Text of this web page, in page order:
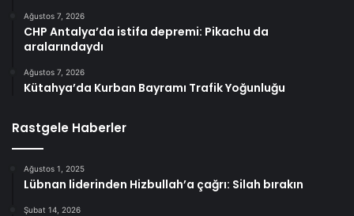
Ağustos 7, 2026
CHP Antalya’da istifa depremi: Pikachu da
aralarındaydı
Ağustos 7, 2026
Kütahya’da Kurban Bayramı Trafik Yoğunluğu
Rastgele Haberler
Ağustos 1, 2025
Lübnan liderinden Hizbullah’a çağrı: Silah bırakın
Şubat 14, 2026